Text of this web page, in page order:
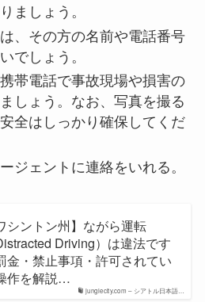
ましょう。
、その方の名前や電話番号
でしょう。
帯電話で事故現場や損害の
しょう。なお、写真を撮る
全はしっかり確保してくだ
ジェントに連絡をいれる。
junglecity.com – シアトル日本語…
シントン州】ながら運転
Driving）は違法です
金・禁止事項・許可されてい
作を解説…